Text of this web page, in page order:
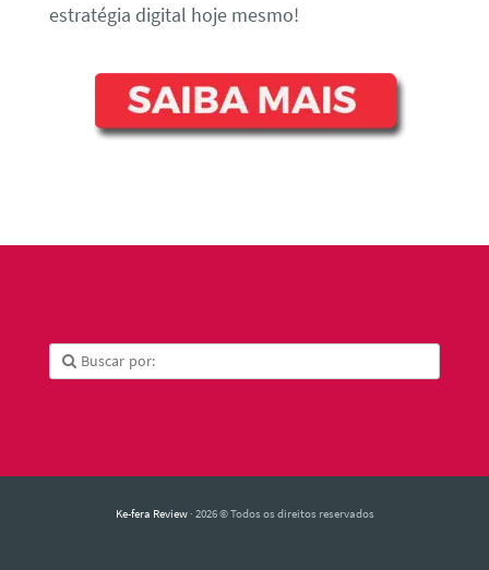
estratégia digital hoje mesmo!
Ke-fera Review· 2026 © Todos os direitos reservados